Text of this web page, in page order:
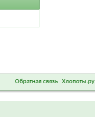
Обратная связь Хлопоты.ру